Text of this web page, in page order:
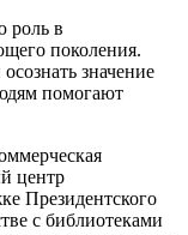
роль в
поколения.
значение
помогают
центр
Президентского
с библиотеками